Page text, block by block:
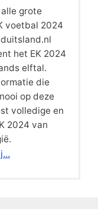
grote
voetbal 2024
het EK 2024
elftal.
die
op deze
volledige en
2024 van